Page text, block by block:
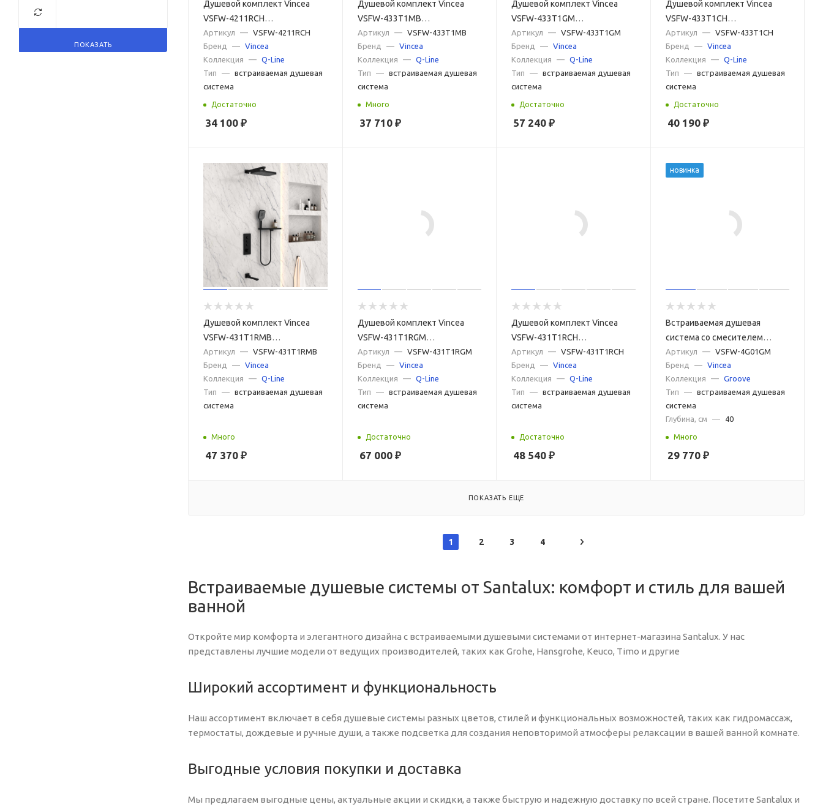
Душевой комплект Vincea
VSFW-4211RCH
встраиваемый, 2 режима,
хром
Артикул — VSFW-4211RCH
Бренд
— Vincea
Коллекция
— Q-Line
Тип
— встраиваемая душевая
система
Достаточно
34 100 ₽
Душевой комплект Vincea
VSFW-433T1MB
встраиваемый,
термостатический, 3 режима,
черный
Артикул —
VSFW-433T1MB
Бренд
—
Vincea
Коллекция
—
Q-Line
Тип
—
встраиваемая душевая
система
Много
37 710₽
Душевой комплект Vincea
VSFW-433T1GM
встраиваемый,
термостатический, 3 режима,
вороненая сталь
Артикул — VSFW-433T1GM
Бренд
— Vincea
Коллекция
— Q-Line
Тип
— встраиваемая душевая
система
Достаточно
57 240 ₽
Душевой комплект Vincea
VSFW-433T1CH
встраиваемый,
термостатический, 3 режима,
хром
Артикул —
VSFW-433T1CH
Бренд
—
Vincea
Коллекция
—
Q-Line
Тип
—
встраиваемая душевая
система
Достаточно
40 190₽
Душевой комплект Vincea
VSFW-431T1RMB
встраиваемый,
термостатический, 3 режима,
черный
Артикул — VSFW-431T1RMB
Бренд
— Vincea
Коллекция
— Q-Line
Тип
— встраиваемая душевая
система
Много
47 370 ₽
Душевой комплект Vincea
VSFW-431T1RGM
встраиваемый,
термостатический, 3 режима,
вороненая сталь
Артикул —
VSFW-431T1RGM
Бренд
—
Vincea
Коллекция
—
Q-Line
Тип
—
встраиваемая душевая
система
Достаточно
67 000₽
Душевой комплект Vincea
VSFW-431T1RCH
встраиваемый,
термостатический, 3 режима,
хром
Артикул — VSFW-431T1RCH
Бренд
— Vincea
Коллекция
— Q-Line
Тип
— встраиваемая душевая
система
Достаточно
48 540 ₽
новинка
Встраиваемая душевая
система со смесителем
Vincea Groove VSFW-4G01GM
вороненая сталь
Артикул —
VSFW-4G01GM
Бренд
—
Vincea
Коллекция
—
Groove
Тип
—
встраиваемая душевая
система
Глубина, см
— 40
Много
29 770₽
ПОКАЗАТЬ ЕЩЕ
1 2 3 4
Встраиваемые душевые системы от Santalux: комфорт и стиль для вашей
ванной
Откройте мир комфорта и элегантного дизайна с встраиваемыми душевыми системами от интернет-магазина Santalux. У нас
представлены лучшие модели от ведущих производителей, таких как Grohe, Hansgrohe, Keuco, Timo и другие
Широкий ассортимент и функциональность
Наш ассортимент включает в себя душевые системы разных цветов, стилей и функциональных возможностей, таких как гидромассаж,
термостаты, дождевые и ручные души, а также подсветка для создания неповторимой атмосферы релаксации в вашей ванной комнате.
Выгодные условия покупки и доставка
Мы предлагаем выгодные цены, актуальные акции и скидки, а также быструю и надежную доставку по всей стране. Посетите Santalux и
ПОКАЗАТЬ